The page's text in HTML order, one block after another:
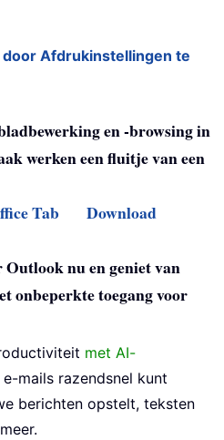
Afdrukinstellingen te
en -browsing in
werken een fluitje van een
Tab
Download
nu en geniet van
onbeperkte toegang voor
met AI-
mails razendsnel kunt
berichten opstelt, teksten